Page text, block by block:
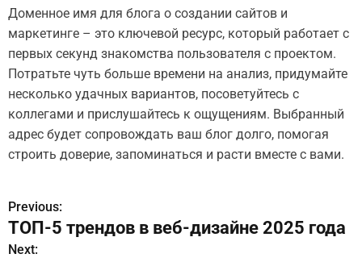
Доменное имя для блога о создании сайтов и
маркетинге – это ключевой ресурс, который работает с
первых секунд знакомства пользователя с проектом.
Потратьте чуть больше времени на анализ, придумайте
несколько удачных вариантов, посоветуйтесь с
коллегами и прислушайтесь к ощущениям. Выбранный
адрес будет сопровождать ваш блог долго, помогая
строить доверие, запоминаться и расти вместе с вами.
Н
а
Previous:
ТОП-5 трендов в веб-дизайне 2025 года
Next: